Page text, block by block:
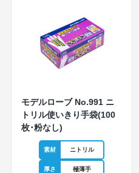
モデルローブ No.991 ニ
トリル使いきり手袋(100
枚･粉なし)
素材 ニトリル
厚さ 極薄手